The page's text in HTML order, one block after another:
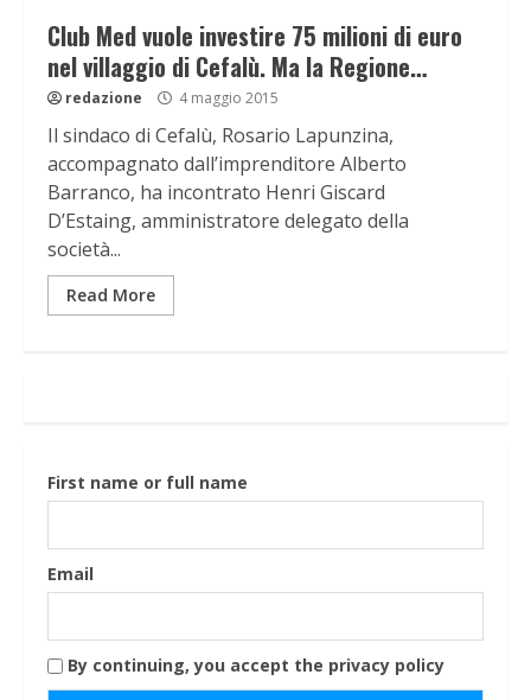
Club Med vuole investire 75 milioni di euro
nel villaggio di Cefalù. Ma la Regione…
redazione 4 maggio 2015
Il sindaco di Cefalù, Rosario Lapunzina,
accompagnato dall’imprenditore Alberto
Barranco, ha incontrato Henri Giscard
D’Estaing, amministratore delegato della
società...
Read More
First name or full name
Email
By continuing, you accept the privacy policy